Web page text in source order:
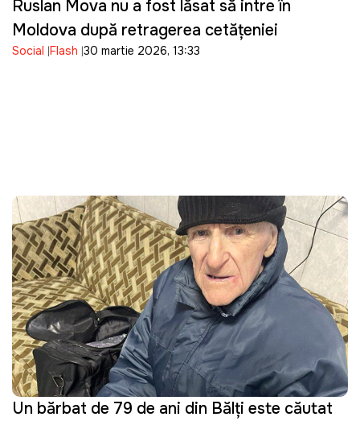
Ruslan Mova nu a fost lăsat să intre în
Moldova după retragerea cetățeniei
Social Flash 30 martie 2026, 13:33
Un bărbat de 79 de ani din Bălți este căutat